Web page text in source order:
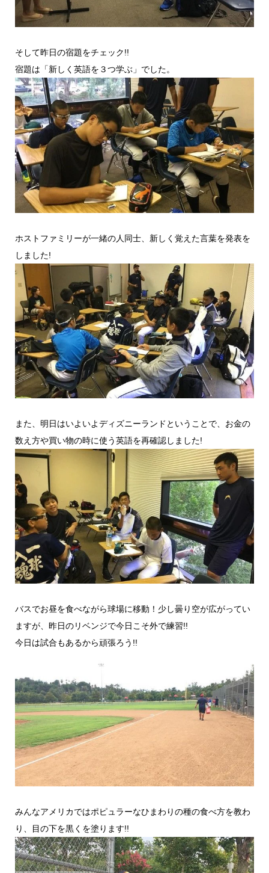
そして昨日の宿題をチェック!!
宿題は「新しく英語を３つ学ぶ」でした。
ホストファミリーが一緒の人同士、新しく覚えた言葉を発表を
しました!
また、明日はいよいよディズニーランドということで、お金の
数え方や買い物の時に使う英語を再確認しました!
バスでお昼を食べながら球場に移動！少し曇り空が広がってい
ますが、昨日のリベンジで今日こそ外で練習!!
今日は試合もあるから頑張ろう!!
みんなアメリカではポピュラーなひまわりの種の食べ方を教わ
り、目の下を黒くを塗ります!!